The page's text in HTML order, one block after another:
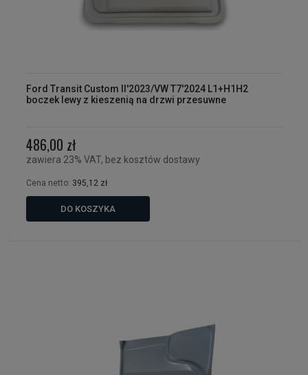
Ford Transit Custom II'2023/VW T7'2024 L1+H1H2
boczek lewy z kieszenią na drzwi przesuwne
486,00 zł
zawiera 23% VAT, bez kosztów dostawy
Cena netto: 395,12 zł
DO KOSZYKA